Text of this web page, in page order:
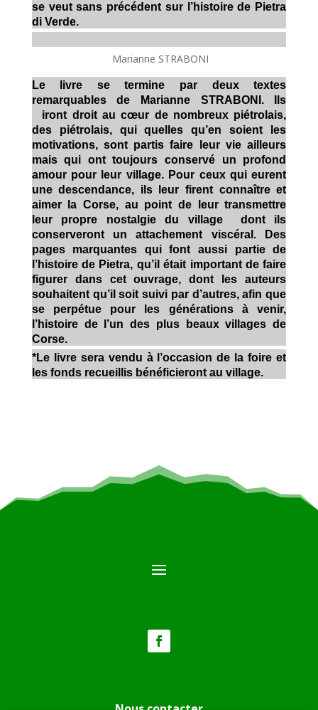
se veut sans précédent sur l’histoire de Pietra
di Verde.
Marianne STRABONI
Le livre se termine par deux textes
remarquables de Marianne STRABONI. Ils
iront droit au cœur de nombreux piétrolais,
des piétrolais, qui quelles qu’en soient les
motivations, sont partis faire leur vie ailleurs
mais qui ont toujours conservé un profond
amour pour leur village. Pour ceux qui eurent
une descendance, ils leur firent connaître et
aimer la Corse, au point de leur transmettre
leur propre nostalgie du village dont ils
conserveront un attachement viscéral. Des
pages marquantes qui font aussi partie de
l’histoire de Pietra, qu’il était important de faire
figurer dans cet ouvrage, dont les auteurs
souhaitent qu’il soit suivi par d’autres, afin que
se perpétue pour les générations à venir,
l’histoire de l’un des plus beaux villages de
Corse.
*Le livre sera vendu à l’occasion de la foire et
les fonds recueillis bénéficieront au village.